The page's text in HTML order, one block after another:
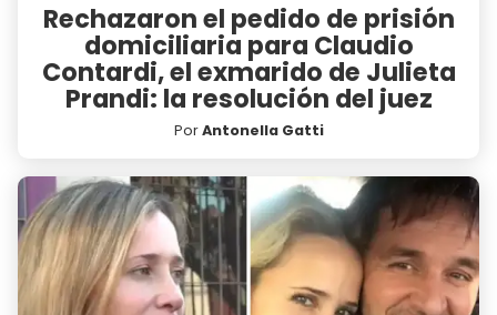
Rechazaron el pedido de prisión
domiciliaria para Claudio
Contardi, el exmarido de Julieta
Prandi: la resolución del juez
PorAntonella Gatti